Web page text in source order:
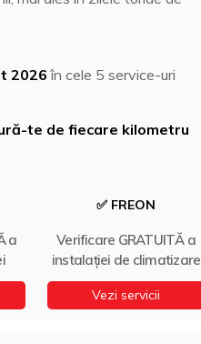
2026 în cele 5 service-uri
te de fiecare kilometru
a
✅ FREON
Verificare GRATUITĂ a
instalației de climatizare
Vezi servicii